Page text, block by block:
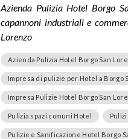
Azienda Pulizia Hotel Borgo
capannoni industriali e
Lorenzo
Azienda Pulizia Hotel Borgo San
Impresa di pulizie per Hotel a Borgo
Impresa Pulizie Hotel Borgo San
Pulizia spazi comuni Hotel
Pulizie e Sanificazione Hotel Borgo